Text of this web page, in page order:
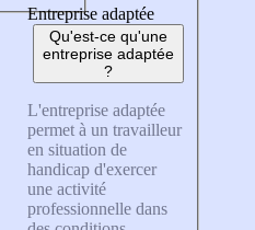
Entreprise adaptée
Qu'est-ce qu'une
entreprise adaptée
?
L'entreprise adaptée
permet à un travailleur
en situation de
handicap d'exercer
une activité
professionnelle dans